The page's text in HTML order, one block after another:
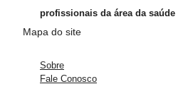
profissionais da área da saúde
Mapa do site
Sobre
Fale Conosco